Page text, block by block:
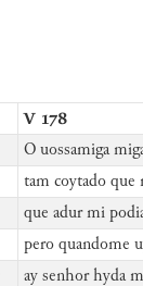
V 178
O uossamiga
tam coytado que
que adur mi
pero quandome
ay senhor hyda